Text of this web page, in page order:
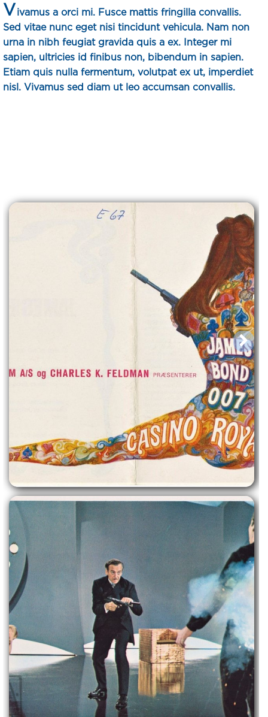
Vivamus a orci mi. Fusce mattis fringilla convallis.
Sed vitae nunc eget nisi tincidunt vehicula. Nam non
urna in nibh feugiat gravida quis a ex. Integer mi
sapien, ultricies id finibus non, bibendum in sapien.
Etiam quis nulla fermentum, volutpat ex ut, imperdiet
nisl. Vivamus sed diam ut leo accumsan convallis.